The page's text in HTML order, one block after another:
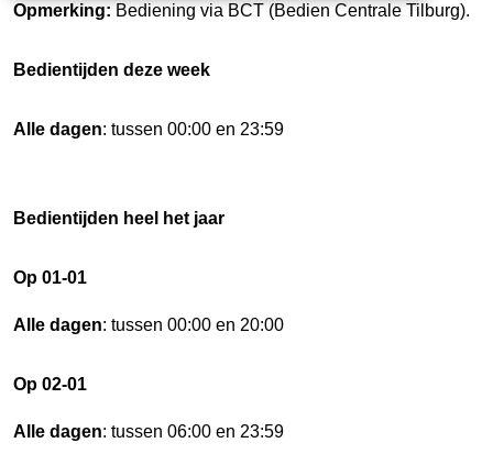
Opmerking: Bediening via BCT (Bedien Centrale Tilburg).
Bedientijden deze week
Alle dagen: tussen 00:00 en 23:59
Bedientijden heel het jaar
Op 01-01
Alle dagen: tussen 00:00 en 20:00
Op 02-01
Alle dagen: tussen 06:00 en 23:59